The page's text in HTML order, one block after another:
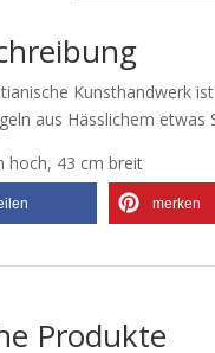
Kunsthandwerk
aus Hässlichem etwas
hoch, 43 cm breit
merken
Produkte